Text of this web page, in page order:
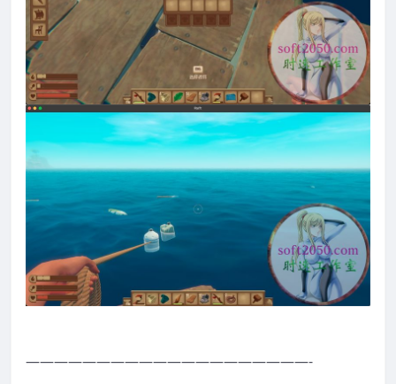
————————————————————-